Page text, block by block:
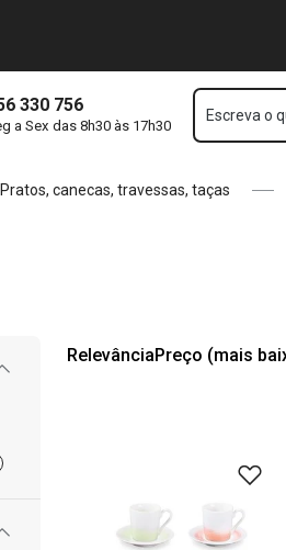
330 756
a Sex das 8h30 às 17h30
Escreva o
Pratos, canecas, travessas, taças
mínimo
máximo
RelevânciaPreço (mais